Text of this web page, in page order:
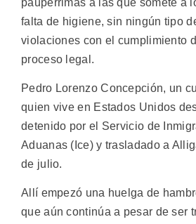
falta de higiene, sin ningún tipo
violaciones con el cumplimiento
proceso legal.
Pedro Lorenzo Concepción, un
quien vive en Estados Unidos
detenido por el Servicio de
Aduanas (Ice) y trasladado a
de julio.
Allí empezó una huelga de
que aún continúa a pesar de ser